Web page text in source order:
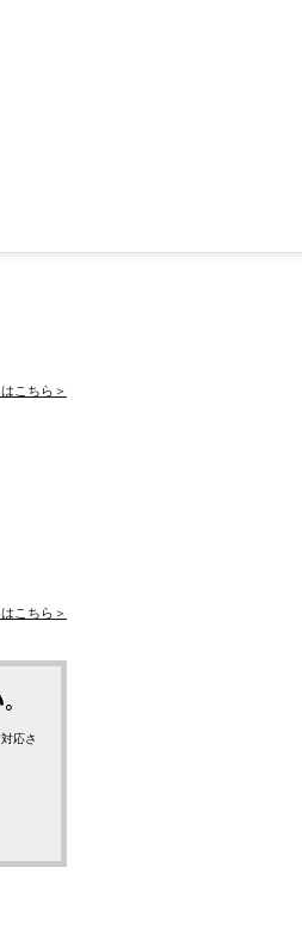
こちら＞
こちら＞
応さ